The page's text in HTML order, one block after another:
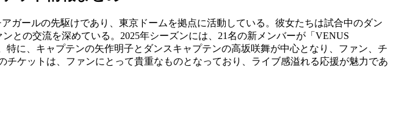
ガールの先駆けであり、東京ドームを拠点に活動している。彼女たちは試合中のダン
との交流を深めている。2025年シーズンには、21名の新メンバーが「VENUS
に、キャプテンの矢作明子とダンスキャプテンの高坂咲舞が中心となり、ファン、チ
ケットは、ファンにとって貴重なものとなっており、ライブ感溢れる応援が魅力であ